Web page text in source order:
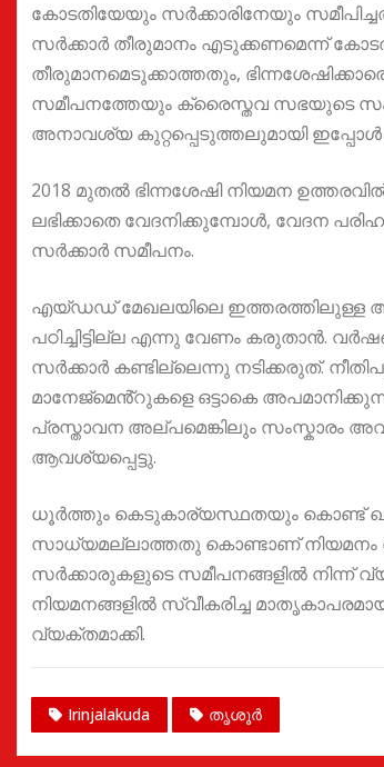
കോടതിയേയും സർക്കാരിനേയും
സർക്കാർ തീരുമാനം എടുക്കണമെന്ന് കോടതി
തീരുമാനമെടുക്കാത്തതും,
സമീപനത്തേയും ക്രൈസ്തവ സഭയുടെ
അനാവശ്യ കുറ്റപ്പെടുത്തലുമായി ഇപ്പോൾ
2018 മുതൽ ഭിന്നശേഷി നിയമന
ലഭിക്കാതെ വേദനിക്കുമ്പോൾ, വേദന
സർക്കാർ സമീപനം.
എയ്ഡഡ് മേഖലയിലെ ഇത്തരത്തിലുള്ള
പഠിച്ചിട്ടില്ല എന്നു വേണം കരുതാൻ.
സർക്കാർ കണ്ടില്ലെന്നു നടിക്കരുത്.
മാനേജ്മെൻ്റുകളെ ഒട്ടാകെ
പ്രസ്താവന അല്പമെങ്കിലും സംസ്കാരം
ആവശ്യപ്പെട്ടു.
ധൂർത്തും കെടുകാര്യസ്ഥതയും കൊണ്ട്
സാധ്യമല്ലാത്തതു കൊണ്ടാണ് നിയമനം
സർക്കാരുകളുടെ സമീപനങ്ങളിൽ നിന്ന്
നിയമനങ്ങളിൽ സ്വീകരിച്ച
വ്യക്തമാക്കി.
Irinjalakuda തൃശൂർ